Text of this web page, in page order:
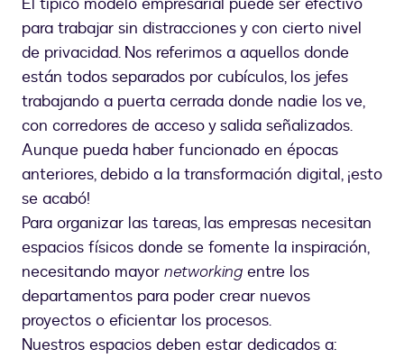
para trabajar sin distracciones y con cierto nivel
de privacidad. Nos referimos a aquellos donde
están todos separados por cubículos, los jefes
trabajando a puerta cerrada donde nadie los ve,
con corredores de acceso y salida señalizados.
Aunque pueda haber funcionado en épocas
anteriores, debido a la transformación digital, ¡esto
se acabó!
Para organizar las tareas, las empresas necesitan
espacios físicos donde se fomente la inspiración,
necesitando mayor networking entre los
departamentos para poder crear nuevos
proyectos o eficientar los procesos.
Nuestros espacios deben estar dedicados a: